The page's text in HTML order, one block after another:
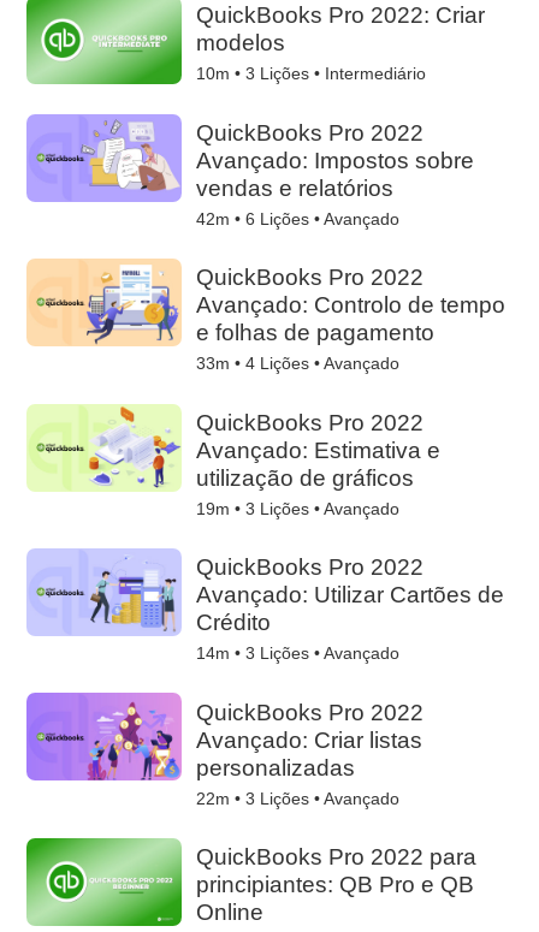
QuickBooks Pro 2022: Criar
modelos
10m •3 Lições • Intermediário
QuickBooks Pro 2022
Avançado: Impostos sobre
vendas e relatórios
42m •6 Lições • Avançado
QuickBooks Pro 2022
Avançado: Controlo de tempo
e folhas de pagamento
33m •4 Lições • Avançado
QuickBooks Pro 2022
Avançado: Estimativa e
utilização de gráficos
19m •3 Lições • Avançado
QuickBooks Pro 2022
Avançado: Utilizar Cartões de
Crédito
14m •3 Lições • Avançado
QuickBooks Pro 2022
Avançado: Criar listas
personalizadas
22m •3 Lições • Avançado
QuickBooks Pro 2022 para
principiantes: QB Pro e QB
Online